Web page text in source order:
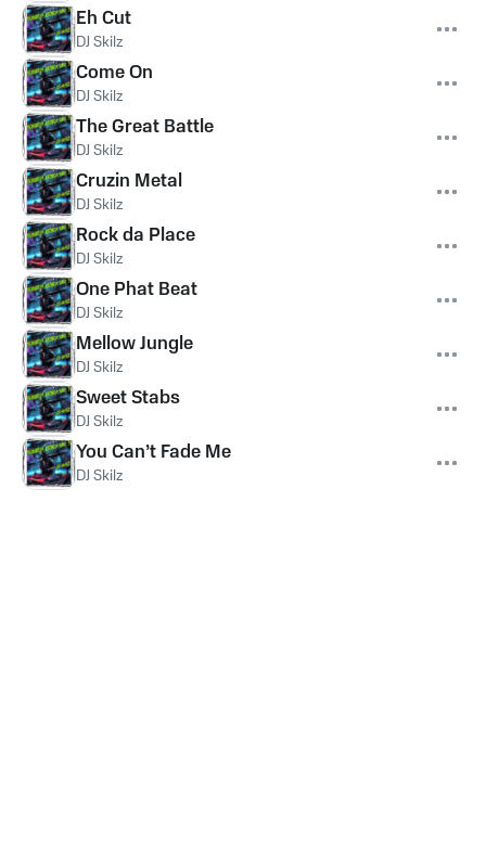
Eh Cut
DJ Skilz
Come On
DJ Skilz
The Great Battle
DJ Skilz
Cruzin Metal
DJ Skilz
Rock da Place
DJ Skilz
One Phat Beat
DJ Skilz
Mellow Jungle
DJ Skilz
Sweet Stabs
DJ Skilz
You Can’t Fade Me
DJ Skilz